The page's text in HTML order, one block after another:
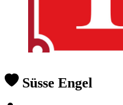
Süsse Engel